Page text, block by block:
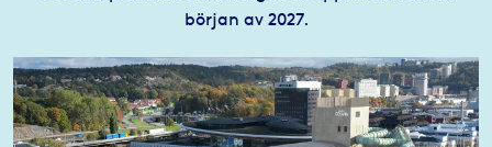
början av 2027.